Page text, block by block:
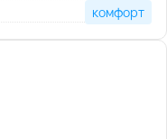
комфорт